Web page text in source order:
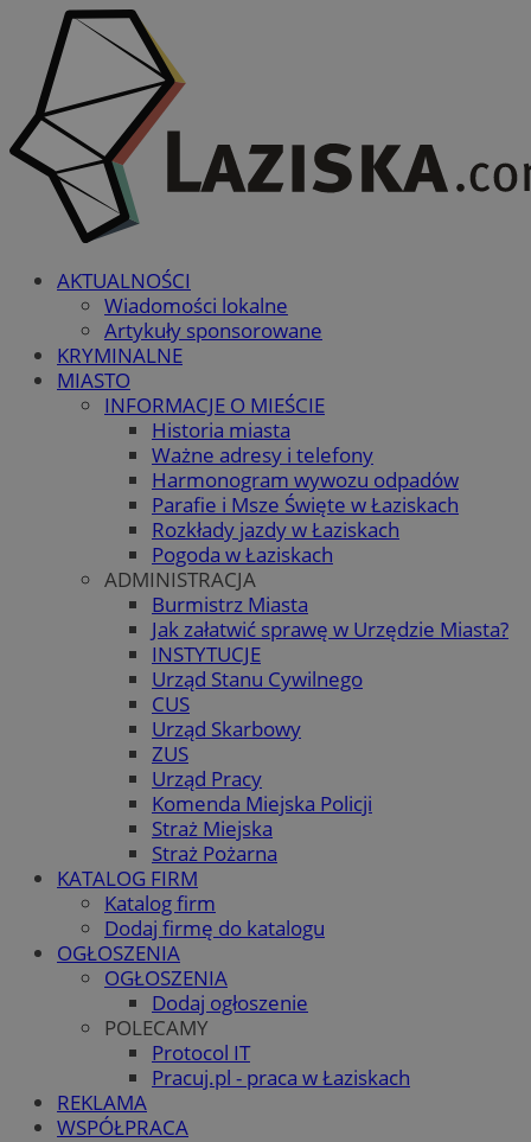
AKTUALNOŚCI
Wiadomości lokalne
Artykuły sponsorowane
KRYMINALNE
MIASTO
INFORMACJE O MIEŚCIE
Historia miasta
Ważne adresy i telefony
Harmonogram wywozu odpadów
Parafie i Msze Święte w Łaziskach
Rozkłady jazdy w Łaziskach
Pogoda w Łaziskach
ADMINISTRACJA
Burmistrz Miasta
Jak załatwić sprawę w Urzędzie Miasta?
INSTYTUCJE
Urząd Stanu Cywilnego
CUS
Urząd Skarbowy
ZUS
Urząd Pracy
Komenda Miejska Policji
Straż Miejska
Straż Pożarna
KATALOG FIRM
Katalog firm
Dodaj firmę do katalogu
OGŁOSZENIA
OGŁOSZENIA
Dodaj ogłoszenie
POLECAMY
Protocol IT
Pracuj.pl - praca w Łaziskach
REKLAMA
WSPÓŁPRACA